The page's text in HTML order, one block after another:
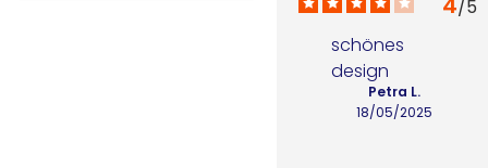
/5
schönes
design
18/05/2025
Petra L.